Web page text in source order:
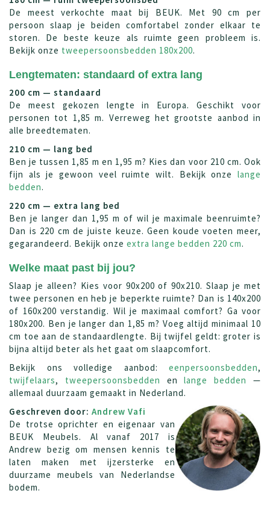
De meest verkochte maat bij BEUK. Met 90 cm per
persoon slaap je beiden comfortabel zonder elkaar te
storen. De beste keuze als ruimte geen probleem is.
Bekijk onze tweepersoonsbedden 180x200.
Lengtematen: standaard of extra lang
200 cm — standaard
De meest gekozen lengte in Europa. Geschikt voor
personen tot 1,85 m. Verreweg het grootste aanbod in
alle breedtematen.
210 cm — lang bed
Ben je tussen 1,85 m en 1,95 m? Kies dan voor 210 cm. Ook
fijn als je gewoon veel ruimte wilt. Bekijk onze lange
bedden.
220 cm — extra lang bed
Ben je langer dan 1,95 m of wil je maximale beenruimte?
Dan is 220 cm de juiste keuze. Geen koude voeten meer,
gegarandeerd. Bekijk onze extra lange bedden 220 cm.
Welke maat past bij jou?
Slaap je alleen? Kies voor 90x200 of 90x210. Slaap je met
twee personen en heb je beperkte ruimte? Dan is 140x200
of 160x200 verstandig. Wil je maximaal comfort? Ga voor
180x200. Ben je langer dan 1,85 m? Voeg altijd minimaal 10
cm toe aan de standaardlengte. Bij twijfel geldt: groter is
bijna altijd beter als het gaat om slaapcomfort.
Bekijk ons volledige aanbod: eenpersoonsbedden,
twijfelaars, tweepersoonsbedden enlange bedden
—
allemaal duurzaam gemaakt in Nederland.
Geschreven door: Andrew Vafi
De trotse oprichter en eigenaar van
BEUK Meubels. Al vanaf 2017 is
Andrew bezig om mensen kennis te
laten maken met ijzersterke en
duurzame meubels van Nederlandse
bodem.